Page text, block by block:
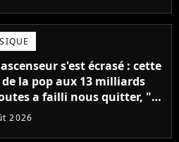
s'est écrasé : cette
la pop aux 13 milliards
a failli nous quitter, "Je
ne plus jamais chanter"
2026